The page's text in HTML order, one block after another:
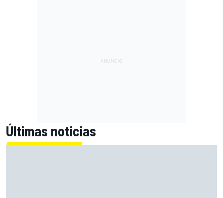
Últimas noticias